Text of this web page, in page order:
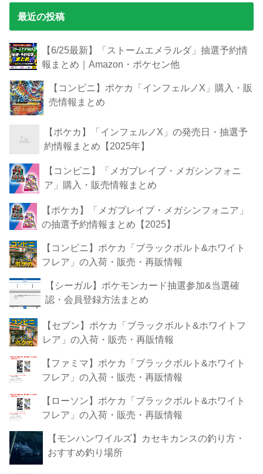
最近の投稿
【6/25最新】「ストームエメラルダ」抽選予約情
報まとめ｜Amazon・ポケセン他
【コンビニ】ポケカ「インフェルノX」購入・販
売情報まとめ
【ポケカ】「インフェルノX」の発売日・抽選予
約情報まとめ【2025年】
【コンビニ】「メガブレイブ・メガシンフォニ
ア」購入・販売情報まとめ
【ポケカ】「メガブレイブ・メガシンフォニア」
の抽選予約情報まとめ【2025】
【コンビニ】ポケカ「ブラックボルト&ホワイト
フレア」の入荷・販売・再販情報
【シーガル】ポケモンカード抽選参加&当選確
認・会員登録方法まとめ
【セブン】ポケカ「ブラックボルト&ホワイトフ
レア」の入荷・販売・再販情報
【ファミマ】ポケカ「ブラックボルト&ホワイト
フレア」の入荷・販売・再販情報
【ローソン】ポケカ「ブラックボルト&ホワイト
フレア」の入荷・販売・再販情報
【モンハンワイルズ】カセキカンスの釣り方・
おすすめ釣り場所